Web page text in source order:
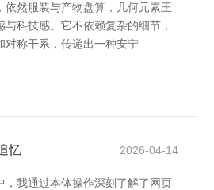
依然服装与产物盘算，几何元素王
与科技感。它不依赖复杂的细节，
对称干系，传递出一种安宁
忆 2026-04-14
，我通过本体操作深刻了解了网页